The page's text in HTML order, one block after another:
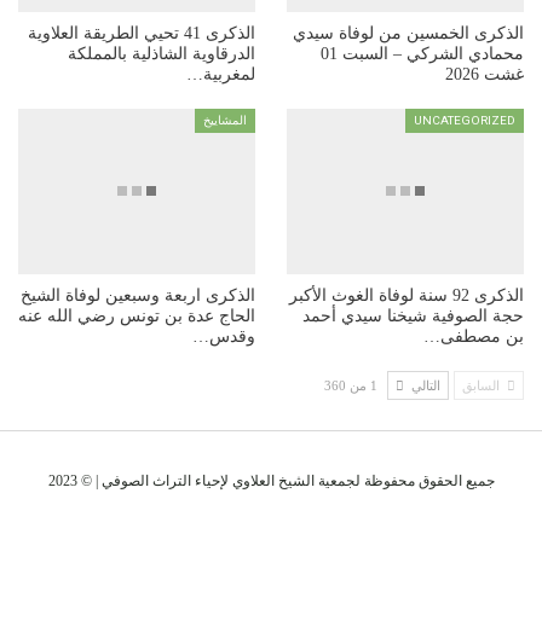
الخمسين من لوفاة سيدي
محمادي الشركي – السبت 01
الذكرى 41 تحيي الطريقة العلاوية
الدرقاوية الشاذلية بالمملكة
لمغربية…
الذكرى 92 سنة لوفاة الغوث الأكبر
شيخنا سيدي أحمد
الذكرى اربعة وسبعين لوفاة الشيخ
الحاج عدة بن تونس رضي الله عنه
وقدس…
التالي 1 من 360
جميع الحقوق محفوظة لجمعية الشيخ العلاوي لإحياء التراث الصوفي | © 2023